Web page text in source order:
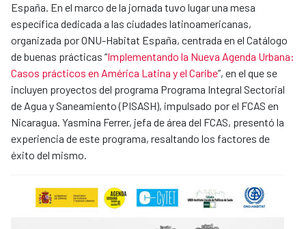
España. En el marco de la jornada tuvo lugar una mesa
específica dedicada a las ciudades latinoamericanas,
organizada por ONU-Habitat España, centrada en el Catálogo
de buenas prácticas “Implementando la Nueva Agenda Urbana:
Casos prácticos en América Latina y el Caribe”, en el que se
incluyen proyectos del programa Programa Integral Sectorial
de Agua y Saneamiento (PISASH), impulsado por el FCAS en
Nicaragua. Yasmina Ferrer, jefa de área del FCAS, presentó la
experiencia de este programa, resaltando los factores de
éxito del mismo.